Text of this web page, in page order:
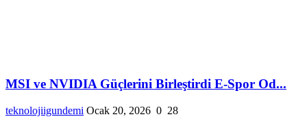
MSI ve NVIDIA Güçlerini Birleştirdi E-Spor Od...
teknolojiigundemi Ocak 20, 2026 0 28